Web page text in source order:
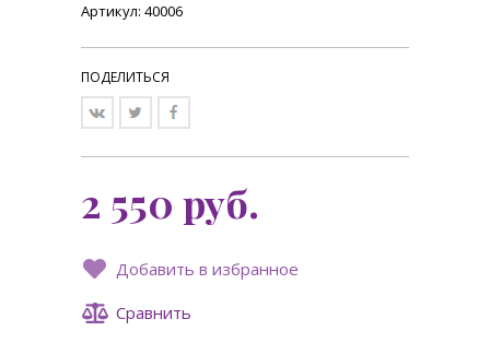
Артикул: 40006
ПОДЕЛИТЬСЯ
Добавить в избранное
Сравнить
2 550 руб.